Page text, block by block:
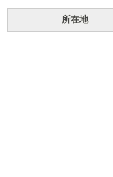
所在地